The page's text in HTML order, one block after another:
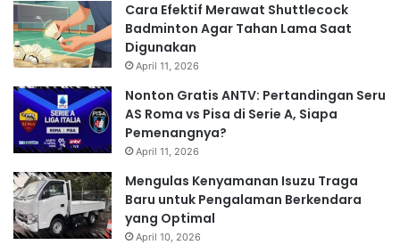
Cara Efektif Merawat Shuttlecock
Badminton Agar Tahan Lama Saat
Digunakan
April 11, 2026
Nonton Gratis ANTV: Pertandingan Seru
AS Roma vs Pisa di Serie A, Siapa
Pemenangnya?
April 11, 2026
Mengulas Kenyamanan Isuzu Traga
Baru untuk Pengalaman Berkendara
yang Optimal
April 10, 2026